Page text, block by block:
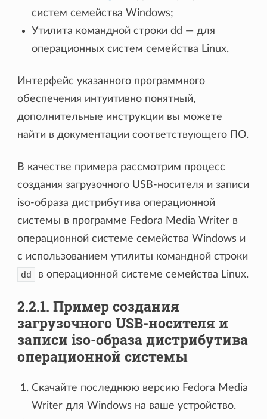
систем семейства Windows;
Утилита командной строки dd — для
операционных систем семейства Linux.
Интерфейс указанного программного
обеспечения интуитивно понятный,
дополнительные инструкции вы можете
найти в документации соответствующего ПО.
В качестве примера рассмотрим процесс
создания загрузочного USB-носителя и записи
iso-образа дистрибутива операционной
системы в программе Fedora Media Writer в
операционной системе семейства Windows и
с использованием утилиты командной строки
dd
в операционной системе семейства Linux.
2.2.1. Пример создания
загрузочного USB-носителя и
записи iso-образа дистрибутива
операционной системы
Скачайте последнюю версию Fedora Media
Writer для Windows на ваше устройство.